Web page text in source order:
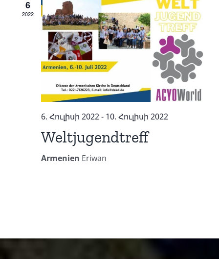
6
2022
6. Հուլիսի 2022- 10. Հուլիսի 2022
Weltjugendtreff
Armenien Eriwan